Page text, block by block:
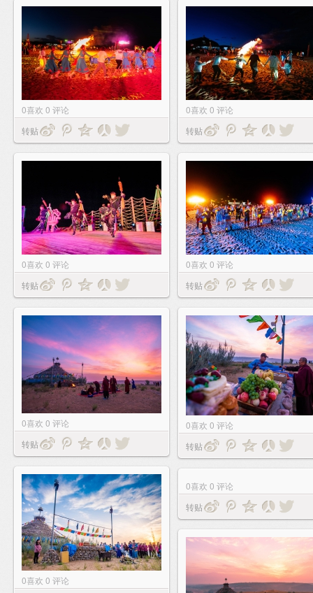
0喜欢 0 评论
转贴
0喜欢 0 评论
转贴
0喜欢 0 评论
转贴
0喜欢 0 评论
转贴
0喜欢 0 评论
转贴
0喜欢 0 评论
转贴
0喜欢 0 评论
0喜欢 0 评论
转贴